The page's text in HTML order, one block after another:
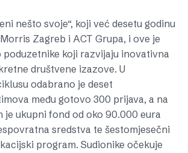
nešto svoje“, koji već desetu godinu
Zagreb i ACT Grupa, i ove je
poduzetnike koji razvijaju inovativna
društvene izazove. U
odabrano je deset
među gotovo 300 prijava, a na
je ukupni fond od oko 90.000 eura
sredstva te šestomjesečni
program. Sudionike očekuje